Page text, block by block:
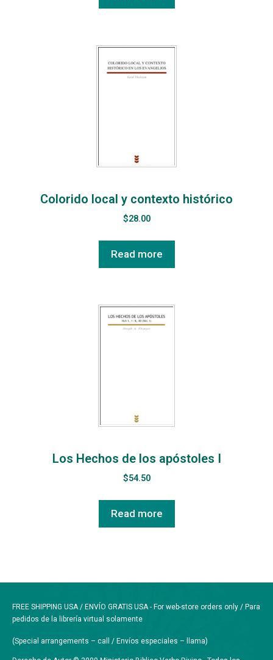
Colorido local y contexto histórico
$28.00
Read more
Los Hechos de los apóstoles I
$54.50
Read more
FREE SHIPPING USA / ENVÍO GRATIS USA - For web-store orders only / Para
pedidos de la librería virtual solamente
(Special arrangements – call / Envíos especiales – llama)